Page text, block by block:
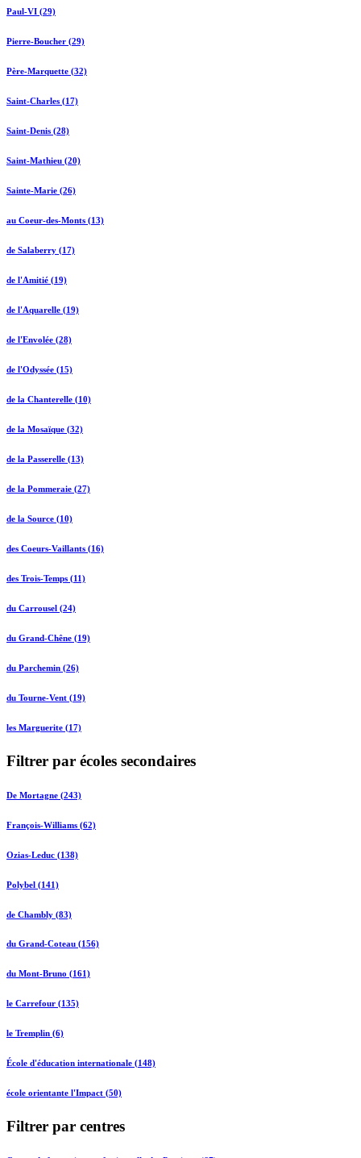
Paul-VI (29)
Pierre-Boucher (29)
Père-Marquette (32)
Saint-Charles (17)
Saint-Denis (28)
Saint-Mathieu (20)
Sainte-Marie (26)
au Coeur-des-Monts (13)
de Salaberry (17)
de l'Amitié (19)
de l'Aquarelle (19)
de l'Envolée (28)
de l'Odyssée (15)
de la Chanterelle (10)
de la Mosaïque (32)
de la Passerelle (13)
de la Pommeraie (27)
de la Source (10)
des Coeurs-Vaillants (16)
des Trois-Temps (11)
du Carrousel (24)
du Grand-Chêne (19)
du Parchemin (26)
du Tourne-Vent (19)
les Marguerite (17)
Filtrer par écoles secondaires
De Mortagne (243)
François-Williams (62)
Ozias-Leduc (138)
Polybel (141)
de Chambly (83)
du Grand-Coteau (156)
du Mont-Bruno (161)
le Carrefour (135)
le Tremplin (6)
École d'éducation internationale (148)
école orientante l'Impact (50)
Filtrer par centres